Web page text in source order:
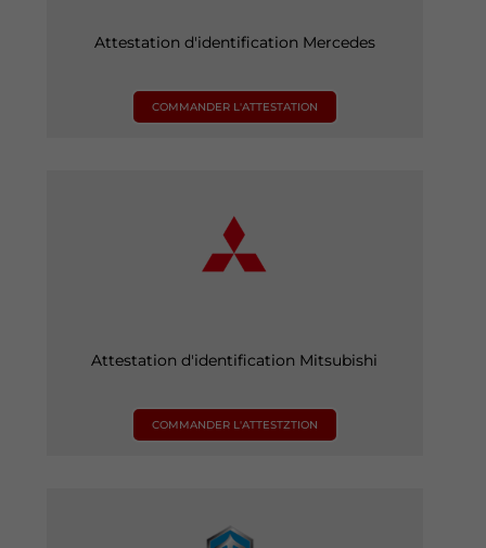
Attestation d'identification Mercedes
COMMANDER L'ATTESTATION
Attestation d'identification Mitsubishi
COMMANDER L'ATTESTZTION